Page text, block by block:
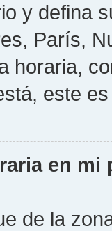
y defina
París,
horaria,
este
en
de la